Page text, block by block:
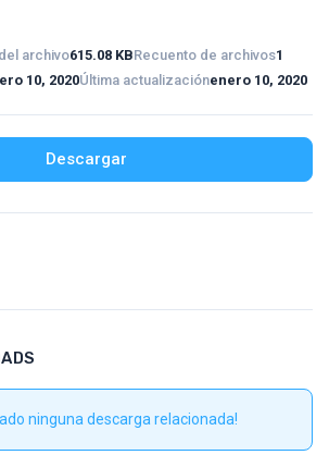
archivo615.08 KBRecuento de archivos1
10, 2020Última actualizaciónenero 10, 2020
Descargar
ninguna descarga relacionada!